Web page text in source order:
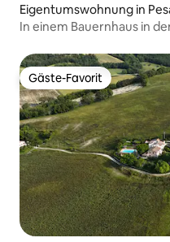
Eigentumswohnung in
In einem Bauernhaus in
Gäste-Favorit
Gäste-Favorit